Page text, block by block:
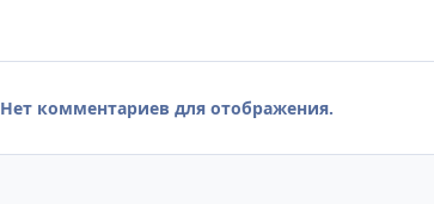
Нет комментариев для отображения.